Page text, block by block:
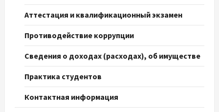
Аттестация и квалификационный экзамен
Противодействие коррупции
Сведения о доходах (расходах), об имуществе
Практика студентов
Контактная информация